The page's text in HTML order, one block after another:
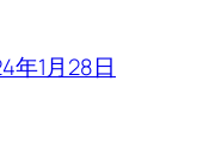
年1月28日